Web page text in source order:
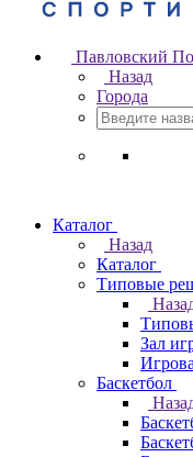
Павловский
Назад
Города
Каталог
Назад
Каталог
Типовые
Зал
Баскетбол